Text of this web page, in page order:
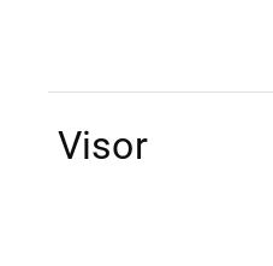
Visor